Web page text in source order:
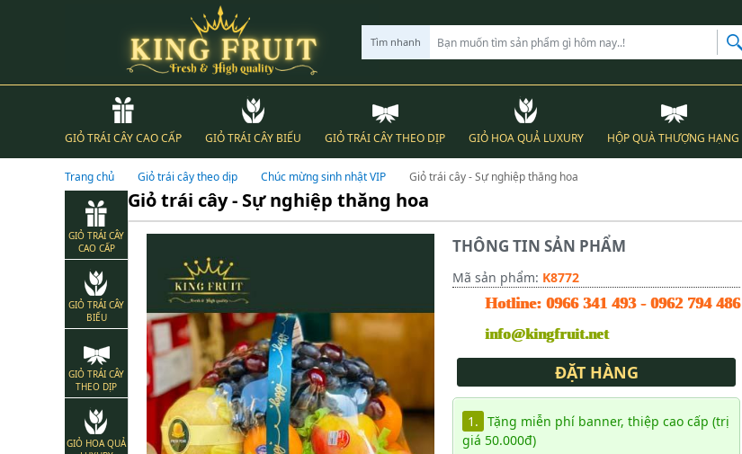
Tìm nhanh
GIỎ TRÁI CÂY CAO CẤP GIỎ TRÁI CÂY BIẾU GIỎ TRÁI CÂY THEO DỊP GIỎ HOA QUẢ LUXURY HỘP QUÀ THƯỢNG HẠNG
Trang chủ Giỏ trái cây theo dịp Chúc mừng sinh nhật VIP Giỏ trái cây - Sự nghiệp thăng hoa
GIỎ TRÁI CÂY
CAO CẤP
GIỎ TRÁI CÂY
BIẾU
GIỎ TRÁI CÂY
THEO DỊP
GIỎ HOA QUẢ
Giỏ trái cây - Sự nghiệp thăng hoa
THÔNG TIN SẢN PHẨM
Mã sản phẩm: K8772
Hotline: 0966 341 493 - 0962 794 486
info@kingfruit.net
ĐẶT HÀNG
1. Tặng miễn phí banner, thiệp cao cấp (trị
giá 50.000đ)